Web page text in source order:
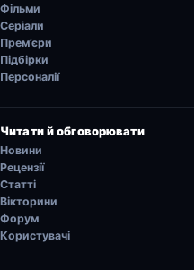
Фільми
Серіали
Прем’єри
Підбірки
Персоналії
Читати й обговорювати
Новини
Рецензії
Статті
Вікторини
Форум
Користувачі